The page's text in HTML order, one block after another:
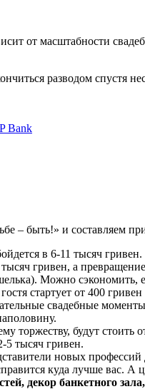
от масштабности
разводом
– быть!» и составляем
в 6-11 тысяч гривен.
гривен, а
Можно сэкономить,
стартует от 400 гривен
свадебные
торжеству, будут
5 тысяч гривен.
новых
куда лучше вас. А
декор банкетного